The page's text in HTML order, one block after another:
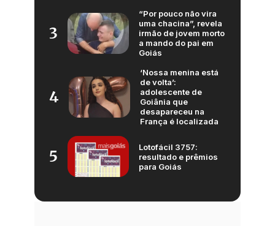
3
“Por pouco não vira
uma chacina”, revela
irmão de jovem morto
a mando do pai em
Goiás
4
‘Nossa menina está
de volta’:
adolescente de
Goiânia que
desapareceu na
França é localizada
5
Lotofácil 3757:
resultado e prêmios
para Goiás